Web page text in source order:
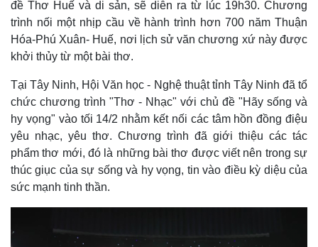
đề Thơ Huế và di sản, sẽ diễn ra từ lúc 19h30. Chương
trình nối một nhịp cầu về hành trình hơn 700 năm Thuận
Hóa-Phú Xuân- Huế, nơi lịch sử văn chương xứ này được
khởi thủy từ một bài thơ.
Tại Tây Ninh, Hội Văn học - Nghệ thuật tỉnh Tây Ninh đã tổ
chức chương trình "Thơ - Nhạc" với chủ đề "Hãy sống và
hy vọng" vào tối 14/2 nhằm kết nối các tâm hồn đồng điệu
yêu nhạc, yêu thơ. Chương trình đã giới thiệu các tác
phẩm thơ mới, đó là những bài thơ được viết nên trong sự
thúc giục của sự sống và hy vọng, tin vào điều kỳ diệu của
sức mạnh tinh thần.